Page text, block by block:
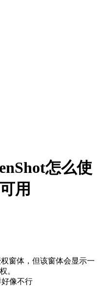
怎么使
用
权窗体，但该窗体会显示一
。
像不行